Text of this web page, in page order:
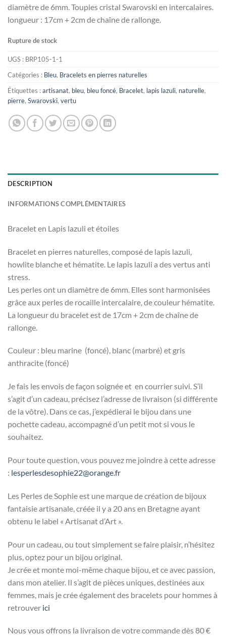
diamètre de 6mm. Toupies cristal Swarovski en intercalaires.
longueur : 17cm + 2cm de chaîne de rallonge.
Rupture de stock
UGS : BRP105-1-1
Catégories : Bleu, Bracelets en pierres naturelles
Étiquettes :artisanat, bleu, bleu foncé, Bracelet, lapis lazuli, naturelle,
pierre, Swarovski, vertu
DESCRIPTION
INFORMATIONS COMPLÉMENTAIRES
Bracelet en Lapis lazuli et étoiles
Bracelet en pierres naturelles, composé de lapis lazuli,
howlite blanche et hématite. Le lapis lazuli a des vertus anti
stress.
Les perles ont un diamètre de 6mm. Elles sont harmonisées
grâce aux perles de rocaille intercalaire, de couleur hématite.
La longueur du bracelet est de 17cm + 2cm de chaîne de
rallonge.
Couleur : bleu marine (foncé), blanc (marbré) et gris
anthracite (foncé)
Je fais les envois de façon soignée et en courrier suivi. S’il
s’agit d’un cadeau, précisez l’adresse de livraison (si différente
de la vôtre). Dans ce cas, j’expédierai le bijou dans une
pochette cadeau, accompagné d’un petit mot si vous le
souhaitez.
Pour toute question, vous pouvez me joindre à cette adresse
: lesperlesdesophie22@orange.fr
Les Perles de Sophie est une marque de création de bijoux
fantaisie artisanale, créée il y a 20 ans en Bretagne ayant
obtenu le label « Artisanat d’Art ».
Pour un cadeau, ou tout simplement se faire plaisir, n’hésitez
plus, optez pour un bijou original.
Je crée et monte moi-même chaque bijou, et ce avec passion,
dans mon atelier. Il s’agit de pièces uniques, destinées aux
femmes, mais je crée également des bracelets pour hommes à
retrouver ici
Nous vous offrons la livraison de votre commande dès 80 €